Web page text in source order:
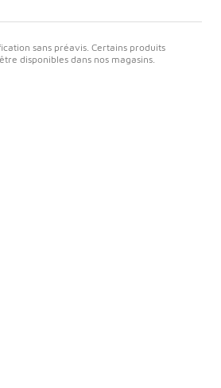
sans préavis. Certains produits
disponibles dans nos magasins.